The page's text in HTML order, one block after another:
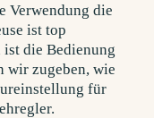
Verwendung die
ist top
die Bedienung
wir zugeben, wie
für